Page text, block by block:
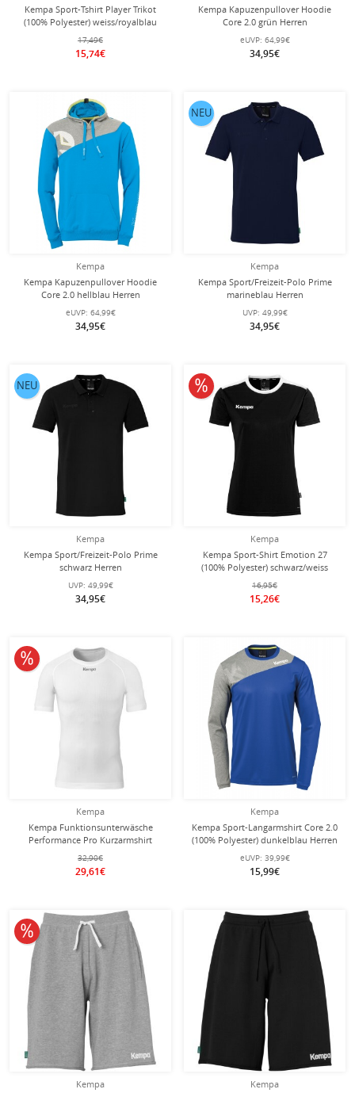
Kempa Sport-Tshirt Player Trikot
(100% Polyester) weiss/royalblau
Herren
17,49€
15,74€
Kempa Kapuzenpullover Hoodie
Core 2.0 grün Herren
eUVP: 64,99€
34,95€
Kempa
Kempa Kapuzenpullover Hoodie
Core 2.0 hellblau Herren
eUVP: 64,99€
34,95€
Kempa
Kempa Sport/Freizeit-Polo Prime
marineblau Herren
UVP: 49,99€
34,95€
NEU
Kempa
Kempa Sport/Freizeit-Polo Prime
schwarz Herren
UVP: 49,99€
34,95€
NEU
Kempa
Kempa Sport-Shirt Emotion 27
(100% Polyester) schwarz/weiss
Damen
16,95€
15,26€
10% reduziert
Kempa
Kempa Funktionsunterwäsche
Performance Pro Kurzarmshirt
(hochelastisch) weiss Herren
32,90€
29,61€
10% reduziert
Kempa
Kempa Sport-Langarmshirt Core 2.0
(100% Polyester) dunkelblau Herren
eUVP: 39,99€
15,99€
Kempa
10% reduziert
Kempa